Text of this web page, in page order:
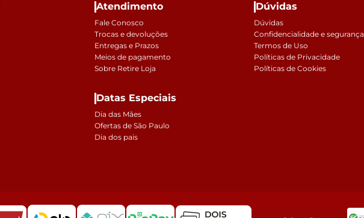
Atendimento
Fale Conosco
Trocas e devoluções
Entregas e Prazos
Meios de pagamento
Sobre Retire Loja
Dúvidas
Dúvidas
Confidencialidade e segurança
Termos de Uso
Políticas de Privacidade
Políticas de Cookies
Datas Especiais
Dia das Mães
Ofertas de São Paulo
Dia dos pais